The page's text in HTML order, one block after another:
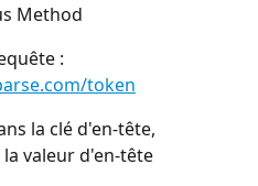
Method
:
token
la clé d'en-tête,
valeur d'en-tête